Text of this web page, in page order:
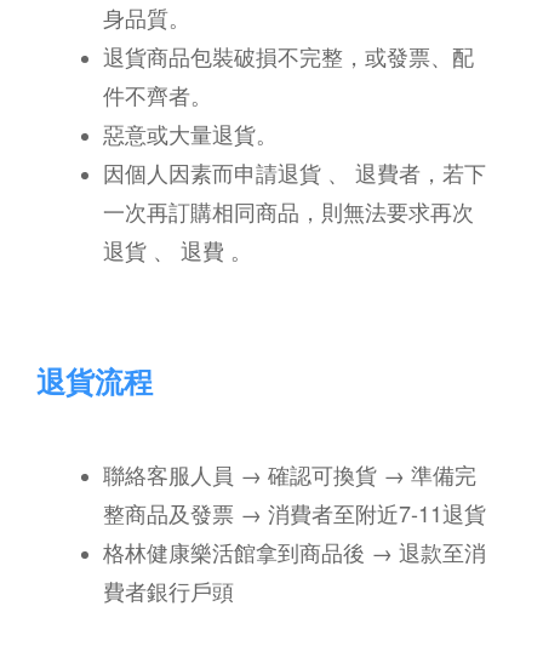
身品質。
退貨商品包裝破損不完整，或發票、配
件不齊者。
惡意或大量退貨。
因個人因素而申請退貨 、 退費者，若下
一次再訂購相同商品，則無法要求再次
退貨 、 退費 。
退貨流程
聯絡客服人員 → 確認可換貨 → 準備完
整商品及發票 → 消費者至附近7-11退貨
格林健康樂活館拿到商品後 → 退款至消
費者銀行戶頭